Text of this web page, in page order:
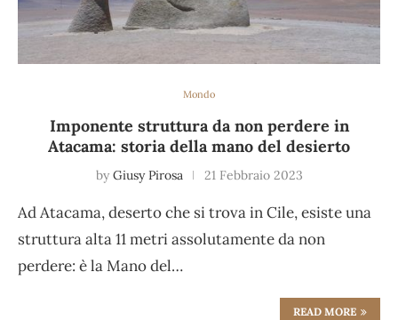
Mondo
Imponente struttura da non perdere in
Atacama: storia della mano del desierto
by Giusy Pirosa 21 Febbraio 2023
Ad Atacama, deserto che si trova in Cile, esiste una
struttura alta 11 metri assolutamente da non
perdere: è la Mano del…
READ MORE